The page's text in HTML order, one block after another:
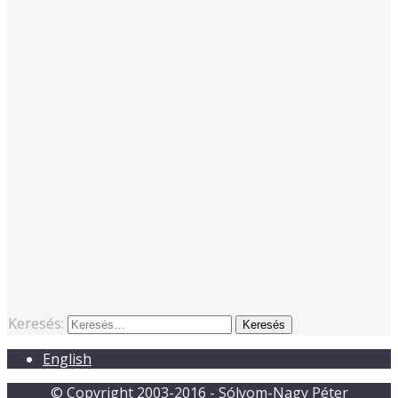
Keresés:
English
© Copyright 2003-2016 - Sólyom-Nagy Péter